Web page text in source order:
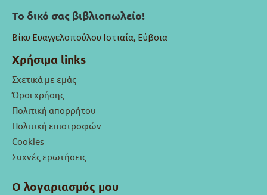
Το δικό σας βιβλιοπωλείο!
Βίκυ Ευαγγελοπούλου Ιστιαία, Εύβοια
Χρήσιμα links
Σχετικά με εμάς
Όροι χρήσης
Πολιτική απορρήτου
Πολιτική επιστροφών
Cookies
Συχνές ερωτήσεις
Ο λογαριασμός μου